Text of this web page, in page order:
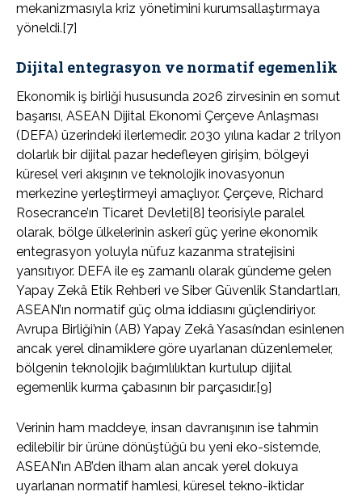
mekanizmasıyla kriz yönetimini kurumsallaştırmaya
yöneldi.[7]
Dijital entegrasyon ve normatif egemenlik
Ekonomik iş birliği hususunda 2026 zirvesinin en somut
başarısı, ASEAN Dijital Ekonomi Çerçeve Anlaşması
(DEFA) üzerindeki ilerlemedir. 2030 yılına kadar 2 trilyon
dolarlık bir dijital pazar hedefleyen girişim, bölgeyi
küresel veri akışının ve teknolojik inovasyonun
merkezine yerleştirmeyi amaçlıyor. Çerçeve, Richard
Rosecrance’ın Ticaret Devleti[8] teorisiyle paralel
olarak, bölge ülkelerinin askerî güç yerine ekonomik
entegrasyon yoluyla nüfuz kazanma stratejisini
yansıtıyor. DEFA ile eş zamanlı olarak gündeme gelen
Yapay Zekâ Etik Rehberi ve Siber Güvenlik Standartları,
ASEAN’ın normatif güç olma iddiasını güçlendiriyor.
Avrupa Birliği’nin (AB) Yapay Zekâ Yasası’ndan esinlenen
ancak yerel dinamiklere göre uyarlanan düzenlemeler,
bölgenin teknolojik bağımlılıktan kurtulup dijital
egemenlik kurma çabasının bir parçasıdır.[9]
Verinin ham maddeye, insan davranışının ise tahmin
edilebilir bir ürüne dönüştüğü bu yeni eko-sistemde,
ASEAN’ın AB’den ilham alan ancak yerel dokuya
uyarlanan normatif hamlesi, küresel tekno-iktidar